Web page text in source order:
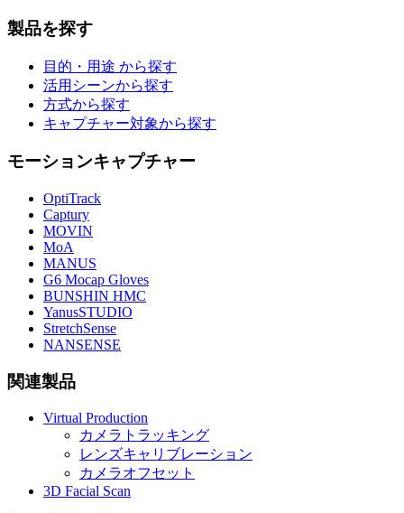
製品を探す
目的・用途 から探す
活用シーンから探す
方式から探す
キャプチャー対象から探す
モーションキャプチャー
OptiTrack
Captury
MOVIN
MoA
MANUS
G6 Mocap Gloves
BUNSHIN HMC
YanusSTUDIO
StretchSense
NANSENSE
関連製品
Virtual Production
カメラトラッキング
レンズキャリブレーション
カメラオフセット
3D Facial Scan